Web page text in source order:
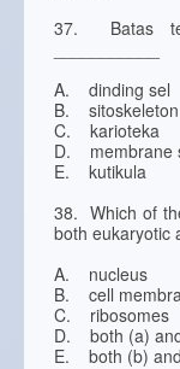
37. Batas
A. dinding sel
B. sitoskeleton
C. karioteka
D. membrane
E. kutikula
38. Which of
both eukaryotic
A. nucleus
B. cell
C. ribosomes
D. both (a)
E. both (b)